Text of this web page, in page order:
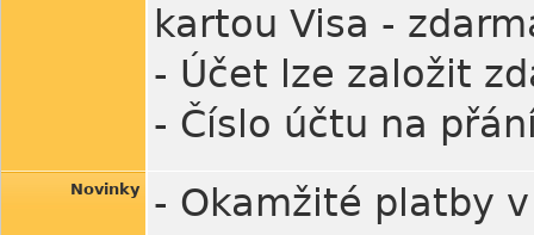
kartou Visa -
- Účet lze založit
- Číslo účtu na
Novinky
- Okamžité platby v